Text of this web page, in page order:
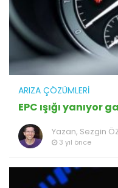
ARIZA ÇÖZÜMLERI
EPC ışığı
Yazan, Sezgin
3 yıl önce